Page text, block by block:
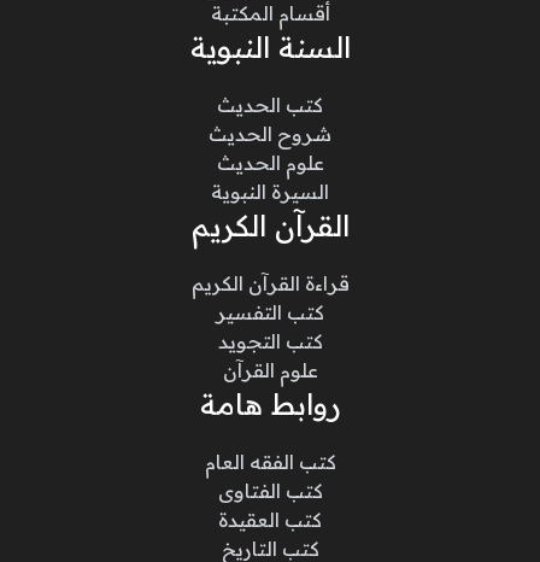
أقسام المكتبة
السنة النبوية
كتب الحديث
شروح الحديث
علوم الحديث
السيرة النبوية
القرآن الكريم
قراءة القرآن الكريم
كتب التفسير
كتب التجويد
علوم القرآن
روابط هامة
كتب الفقه العام
كتب الفتاوى
كتب العقيدة
كتب التاريخ